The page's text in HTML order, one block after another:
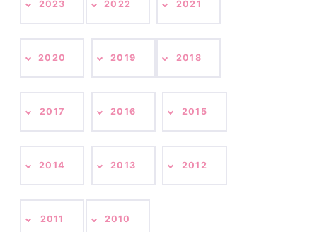
2023 2022 2021
2020 2019 2018
2017 2016 2015
2014 2013 2012
2011 2010